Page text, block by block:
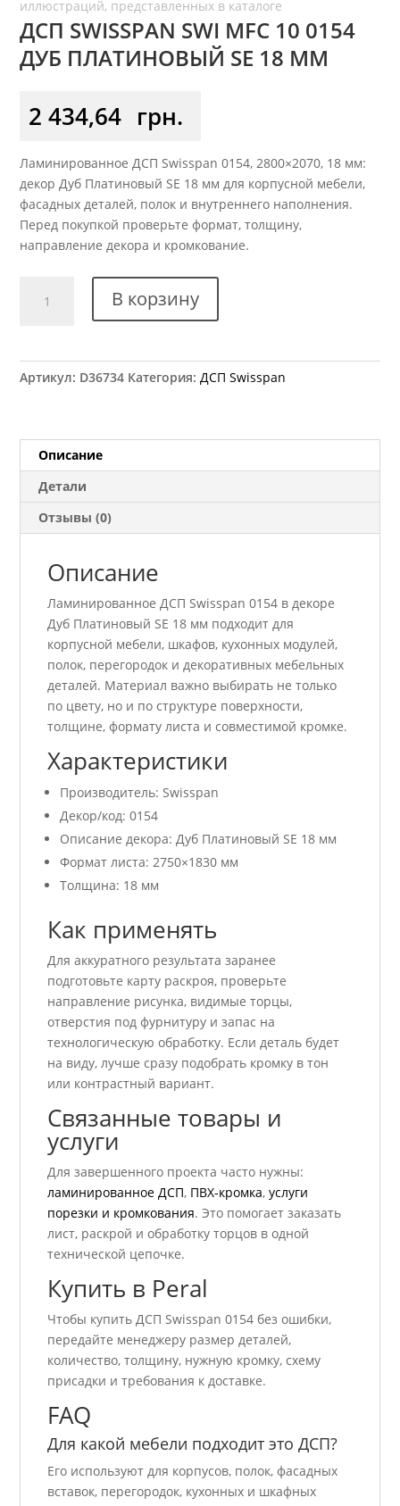
ДСП SWISSPAN SWI MFC 10 0154
ДУБ ПЛАТИНОВЫЙ SE 18 ММ
2 434,64 грн.
Ламинированное ДСП Swisspan 0154, 2800×2070, 18 мм:
декор Дуб Платиновый SE 18 мм для корпусной мебели,
фасадных деталей, полок и внутреннего наполнения.
Перед покупкой проверьте формат, толщину,
направление декора и кромкование.
товара
MFC
Дуб
Платиновый
мм
В корзину
Артикул: D36734 Категория: ДСП Swisspan
Описание
Детали
Отзывы (0)
Описание
Ламинированное ДСП Swisspan 0154 в декоре
Дуб Платиновый SE 18 мм подходит для
корпусной мебели, шкафов, кухонных модулей,
полок, перегородок и декоративных мебельных
деталей. Материал важно выбирать не только
по цвету, но и по структуре поверхности,
толщине, формату листа и совместимой кромке.
Характеристики
Производитель: Swisspan
Декор/код: 0154
Описание декора: Дуб Платиновый SE 18 мм
Формат листа: 2750×1830 мм
Толщина: 18 мм
Как применять
Для аккуратного результата заранее
подготовьте карту раскроя, проверьте
направление рисунка, видимые торцы,
отверстия под фурнитуру и запас на
технологическую обработку. Если деталь будет
на виду, лучше сразу подобрать кромку в тон
или контрастный вариант.
Связанные товары и
услуги
Для завершенного проекта часто нужны:
ламинированное ДСП, ПВХ-кромка,услуги
порезки и кромкования. Это помогает заказать
лист, раскрой и обработку торцов в одной
технической цепочке.
Купить в Peral
Чтобы купить ДСП Swisspan 0154 без ошибки,
передайте менеджеру размер деталей,
количество, толщину, нужную кромку, схему
присадки и требования к доставке.
FAQ
Для какой мебели подходит это ДСП?
Его используют для корпусов, полок, фасадных
вставок, перегородок, кухонных и шкафных